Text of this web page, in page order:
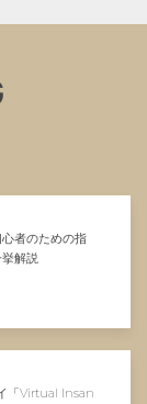
心者のための指
解説
「Virtual Insan